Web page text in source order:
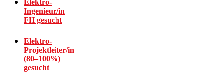
Elektro-
Ingenieur/in
FH gesucht
Elektro-
Projektleiter/in
(80–100%)
gesucht